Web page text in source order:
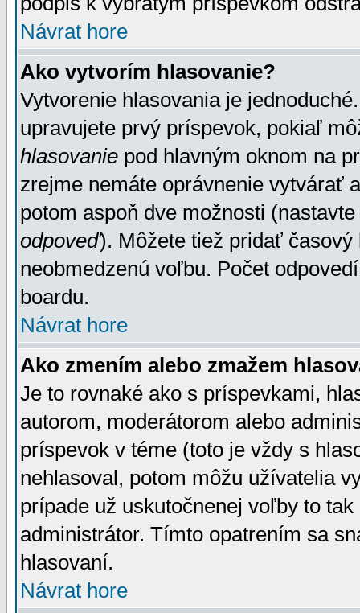
Návrat hore
Ako vytvorím hlasovanie?
Vytvorenie hlasovania je
upravujete prvý príspevok, pokiaľ
hlasovanie pod hlavným oknom na
zrejme nemáte oprávnenie vytvárať
potom aspoň dve možnosti
odpoveď). Môžete tiež pridať
neobmedzenú voľbu. Počet
boardu.
Návrat hore
Ako zmením alebo zmažem
Je to rovnaké ako s príspevkami,
autorom, moderátorom alebo
príspevok v téme (toto je vždy s
nehlasoval, potom môžu užívatelia
prípade už uskutočnenej voľby to
administrátor. Tímto opatrením sa
hlasovaní.
Návrat hore